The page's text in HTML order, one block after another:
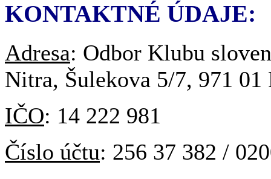
KONTAKTNÉ ÚDAJE:
Adresa: Odbor Klubu
Nitra, Šulekova 5/7, 971 01
IČO: 14 222 981
Číslo účtu: 256 37 382 /